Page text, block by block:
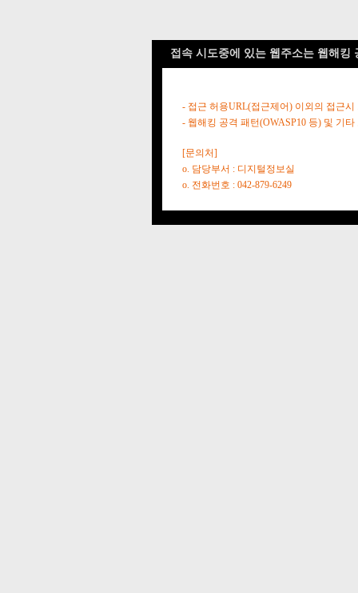
접속 시도중에 있는 웹주소는 웹해킹
- 접근 허용URL(접근제어) 이외의 접근시
- 웹해킹 공격 패턴(OWASP10 등) 및 기
[문의처]
o. 담당부서 : 디지털정보실
o. 전화번호 : 042-879-6249